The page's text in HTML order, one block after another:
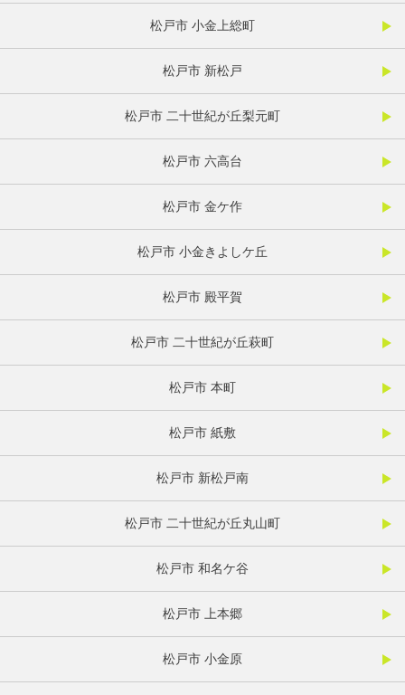
松戸市 小金上総町
松戸市 新松戸
松戸市 二十世紀が丘梨元町
松戸市 六高台
松戸市 金ケ作
松戸市 小金きよしケ丘
松戸市 殿平賀
松戸市 二十世紀が丘萩町
松戸市 本町
松戸市 紙敷
松戸市 新松戸南
松戸市 二十世紀が丘丸山町
松戸市 和名ケ谷
松戸市 上本郷
松戸市 小金原